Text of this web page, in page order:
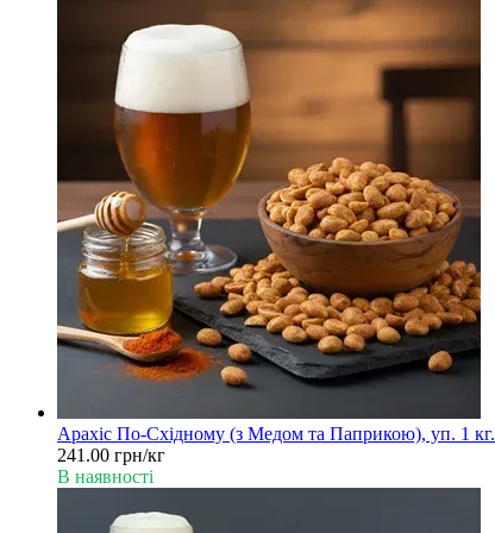
Арахіс По-Східному (з Медом та Паприкою), уп. 1 кг.
241.00 грн/кг
В наявності